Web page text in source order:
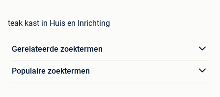
teak kast in Huis en Inrichting
Gerelateerde zoektermen
Populaire zoektermen